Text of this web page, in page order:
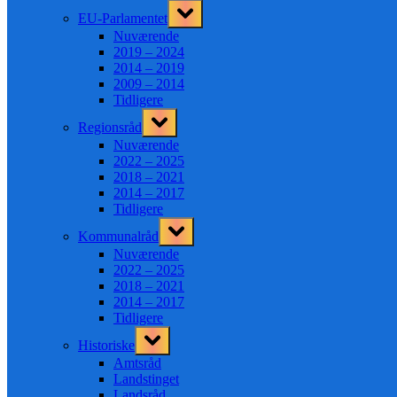
EU-Parlamentet
Toggle
sub-
menu
Nuværende
2019 – 2024
2014 – 2019
2009 – 2014
Tidligere
Regionsråd
Toggle
sub-
menu
Nuværende
2022 – 2025
2018 – 2021
2014 – 2017
Tidligere
Kommunalråd
Toggle
sub-
menu
Nuværende
2022 – 2025
2018 – 2021
2014 – 2017
Tidligere
Historiske
Toggle
sub-
menu
Amtsråd
Landstinget